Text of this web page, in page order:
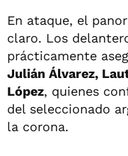
En ataque, el
claro. Los
prácticamente
Julián Álvarez,
López, quienes
del seleccionado
la corona.